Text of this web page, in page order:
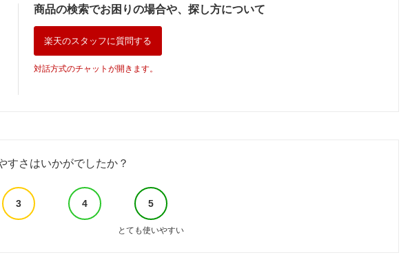
商品の検索でお困りの場合や、探し方について
楽天のスタッフに質問する
対話方式のチャットが開きます。
すさはいかがでしたか？
3 4 5
とても使いやすい